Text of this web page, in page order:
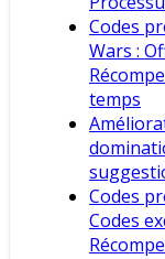
Codes
Wars :
temps
Codes
Codes